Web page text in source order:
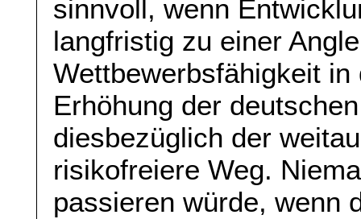
sinnvoll, wenn
langfristig zu einer
Wettbewerbsfähigkeit
Erhöhung der
diesbezüglich der
risikofreiere Weg.
passieren würde, wenn